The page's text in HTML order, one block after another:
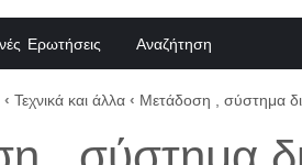
Ερωτήσεις Αναζήτηση
‹ Τεχνικά και άλλα ‹ Μετάδοση , σύστημα